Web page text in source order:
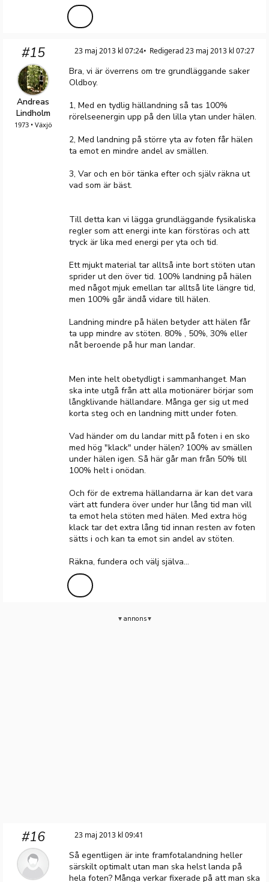
#15
Andreas
Lindholm
1973 • Växjö
23 maj 2013 kl 07:24 Redigerad 23 maj 2013 kl 07:27
Bra, vi är överrens om tre grundläggande saker
Oldboy.
1, Med en tydlig hällandning så tas 100%
rörelseenergin upp på den lilla ytan under hälen.
2, Med landning på större yta av foten får hälen
ta emot en mindre andel av smällen.
3, Var och en bör tänka efter och själv räkna ut
vad som är bäst.
Till detta kan vi lägga grundläggande fysikaliska
regler som att energi inte kan förstöras och att
tryck är lika med energi per yta och tid.
Ett mjukt material tar alltså inte bort stöten utan
sprider ut den över tid. 100% landning på hälen
med något mjuk emellan tar alltså lite längre tid,
men 100% går ändå vidare till hälen.
Landning mindre på hälen betyder att hälen får
ta upp mindre av stöten. 80% , 50%, 30% eller
nåt beroende på hur man landar.
Men inte helt obetydligt i sammanhanget. Man
ska inte utgå från att alla motionärer börjar som
långklivande hällandare. Många ger sig ut med
korta steg och en landning mitt under foten.
Vad händer om du landar mitt på foten i en sko
med hög "klack" under hälen? 100% av smällen
under hälen igen. Så här går man från 50% till
100% helt i onödan.
Och för de extrema hällandarna är kan det vara
värt att fundera över under hur lång tid man vill
ta emot hela stöten med hälen. Med extra hög
klack tar det extra lång tid innan resten av foten
sätts i och kan ta emot sin andel av stöten.
Räkna, fundera och välj själva...
annons
#16 23 maj 2013 kl 09:41
Så egentligen är inte framfotalandning heller
särskilt optimalt utan man ska helst landa på
hela foten? Många verkar fixerade på att man ska